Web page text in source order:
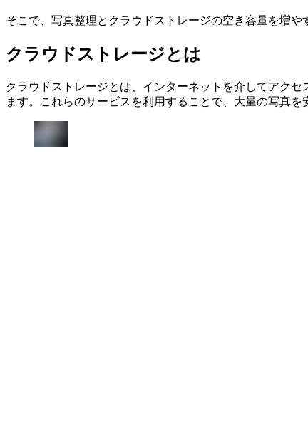
そこで、写真整理とクラウドストレージの空き容量を増や
クラウドストレージとは
クラウドストレージとは、インターネットを介してアクセ
ます。これらのサービスを利用することで、大量の写真